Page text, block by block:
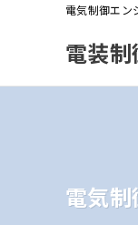
電気制御エン
電装
電気